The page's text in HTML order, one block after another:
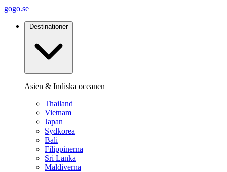
gogo.se
Destinationer
Asien & Indiska oceanen
Thailand
Vietnam
Japan
Sydkorea
Bali
Filippinerna
Sri Lanka
Maldiverna